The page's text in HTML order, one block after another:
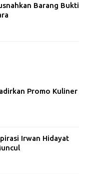
Barang Bukti
Promo Kuliner
Irwan Hidayat